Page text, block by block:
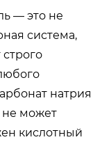
— это не
система,
натрия
не может
кислотный